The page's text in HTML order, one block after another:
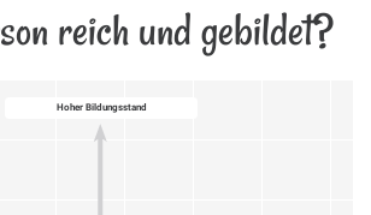
reich und gebildet?
Hoher Bildungsstand